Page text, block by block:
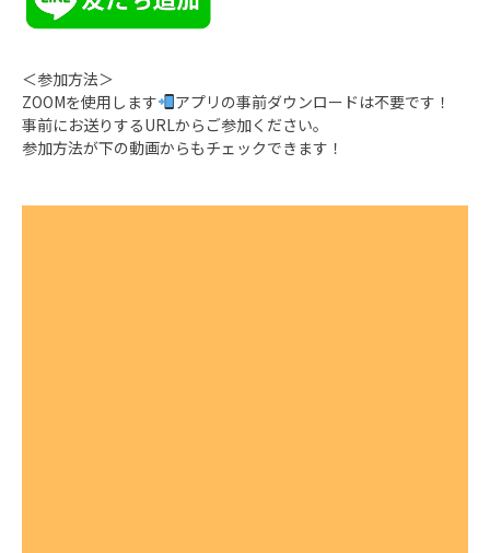
＜参加方法＞
ZOOMを使用します
アプリの事前ダウンロードは不要です！
事前にお送りするURLからご参加ください。
参加方法が下の動画からもチェックできます！